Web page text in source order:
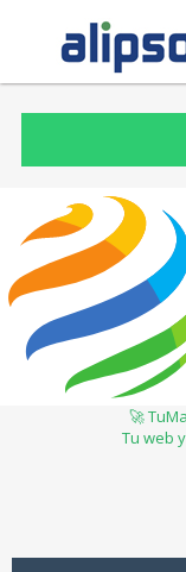
🚀
Tu web